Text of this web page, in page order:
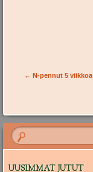
Post navigation
← N-pennut 5 viikkoa
UUSIMMAT JUTUT